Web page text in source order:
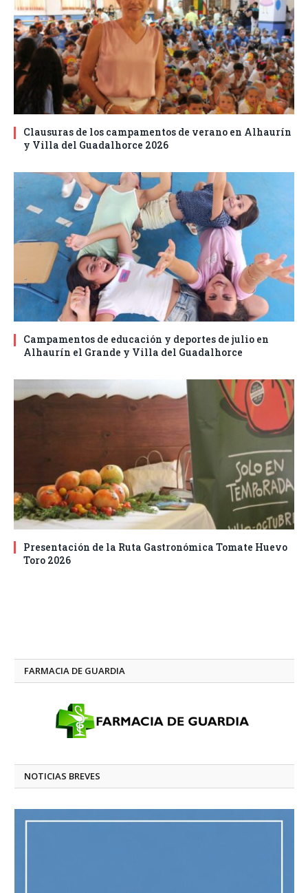
Clausuras de los campamentos de verano en Alhaurín
y Villa del Guadalhorce 2026
Campamentos de educación y deportes de julio en
Alhaurín el Grande y Villa del Guadalhorce
Presentación de la Ruta Gastronómica Tomate Huevo
Toro 2026
FARMACIA DE GUARDIA
NOTICIAS BREVES